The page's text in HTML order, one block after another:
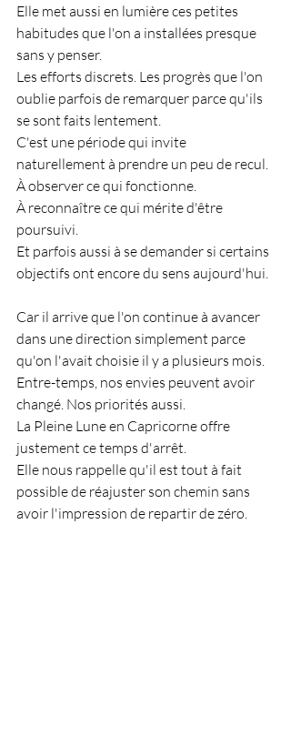
Elle met aussi en lumière ces petites
habitudes que l'on a installées presque
sans y penser.
Les efforts discrets. Les progrès que l'on
oublie parfois de remarquer parce qu'ils
se sont faits lentement.
C'est une période qui invite
naturellement à prendre un peu de recul.
À observer ce qui fonctionne.
À reconnaître ce qui mérite d'être
poursuivi.
Et parfois aussi à se demander si certains
objectifs ont encore du sens aujourd'hui.
Car il arrive que l'on continue à avancer
dans une direction simplement parce
qu'on l'avait choisie il y a plusieurs mois.
Entre-temps, nos envies peuvent avoir
changé. Nos priorités aussi.
La Pleine Lune en Capricorne offre
justement ce temps d'arrêt.
Elle nous rappelle qu'il est tout à fait
possible de réajuster son chemin sans
avoir l'impression de repartir de zéro.